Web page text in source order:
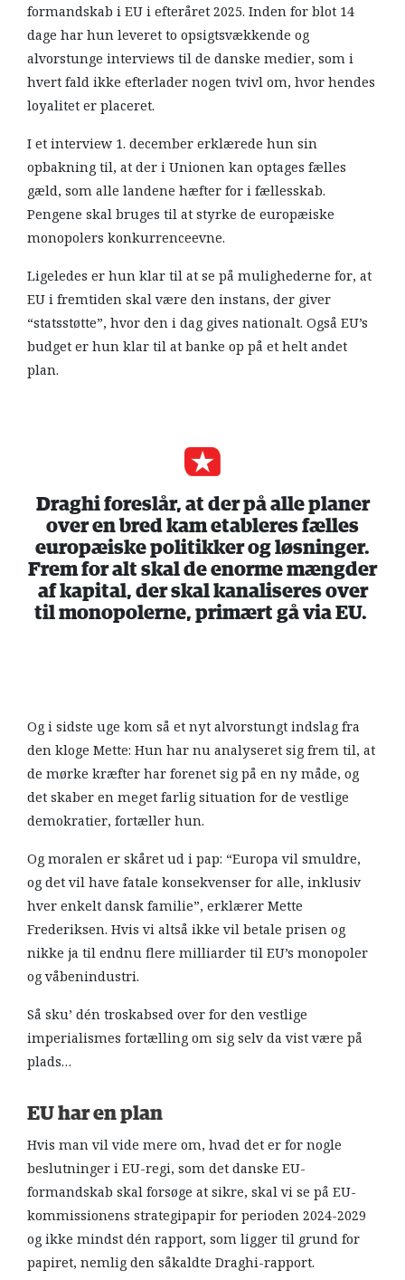
formandskab i EU i efteråret 2025. Inden for blot 14
dage har hun leveret to opsigtsvækkende og
alvorstunge interviews til de danske medier, som i
hvert fald ikke efterlader nogen tvivl om, hvor hendes
loyalitet er placeret.
I et interview 1. december erklærede hun sin
opbakning til, at der i Unionen kan optages fælles
gæld, som alle landene hæfter for i fællesskab.
Pengene skal bruges til at styrke de europæiske
monopolers konkurrenceevne.
Ligeledes er hun klar til at se på mulighederne for, at
EU i fremtiden skal være den instans, der giver
“statsstøtte”, hvor den i dag gives nationalt. Også EU’s
budget er hun klar til at banke op på et helt andet
plan.
Draghi foreslår, at der på alle planer
over en bred kam etableres fælles
europæiske politikker og løsninger.
Frem for alt skal de enorme mængder
af kapital, der skal kanaliseres over
til monopolerne, primært gå via EU.
Og i sidste uge kom så et nyt alvorstungt indslag fra
den kloge Mette: Hun har nu analyseret sig frem til, at
de mørke kræfter har forenet sig på en ny måde, og
det skaber en meget farlig situation for de vestlige
demokratier, fortæller hun.
Og moralen er skåret ud i pap: “Europa vil smuldre,
og det vil have fatale konsekvenser for alle, inklusiv
hver enkelt dansk familie”, erklærer Mette
Frederiksen. Hvis vi altså ikke vil betale prisen og
nikke ja til endnu flere milliarder til EU’s monopoler
og våbenindustri.
Så sku’ dén troskabsed over for den vestlige
imperialismes fortælling om sig selv da vist være på
plads…
EU har en plan
Hvis man vil vide mere om, hvad det er for nogle
beslutninger i EU-regi, som det danske EU-
formandskab skal forsøge at sikre, skal vi se på EU-
kommissionens strategipapir for perioden 2024-2029
og ikke mindst dén rapport, som ligger til grund for
papiret, nemlig den såkaldte Draghi-rapport.